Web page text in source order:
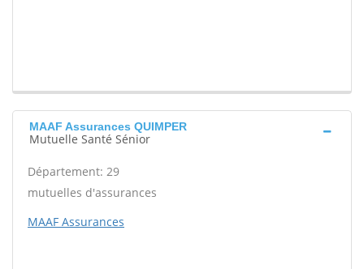
MAAF Assurances QUIMPER
Mutuelle Santé Sénior
Département: 29
mutuelles d'assurances
MAAF Assurances